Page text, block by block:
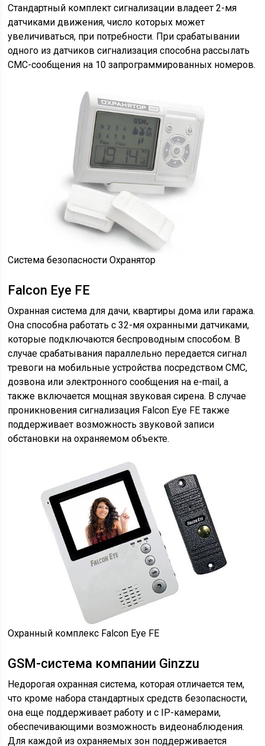
Стандартный комплект сигнализации владеет 2-мя
датчиками движения, число которых может
увеличиваться, при потребности. При срабатывании
одного из датчиков сигнализация способна рассылать
СМС-сообщения на 10 запрограммированных номеров.
Система безопасности Охранятор
Falcon Eye FE
Охранная система для дачи, квартиры дома или гаража.
Она способна работать с 32-мя охранными датчиками,
которые подключаются беспроводным способом. В
случае срабатывания параллельно передается сигнал
тревоги на мобильные устройства посредством СМС,
дозвона или электронного сообщения на e-mail, а
также включается мощная звуковая сирена. В случае
проникновения сигнализация Falcon Eye FE также
поддерживает возможность звуковой записи
обстановки на охраняемом объекте.
Охранный комплекс Falcon Eye FE
GSM-система компании Ginzzu
Недорогая охранная система, которая отличается тем,
что кроме набора стандартных средств безопасности,
она еще поддерживает работу и с IP-камерами,
обеспечивающими возможность видеонаблюдения.
Для каждой из охраняемых зон поддерживается